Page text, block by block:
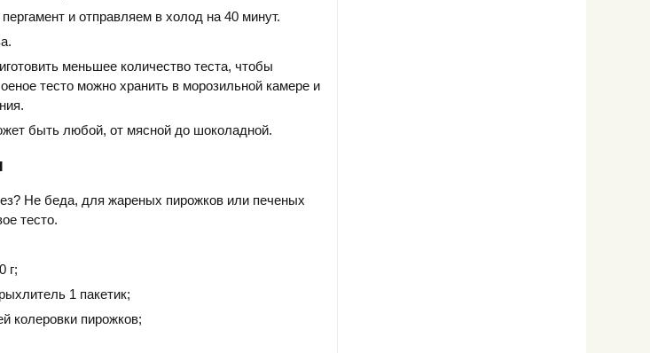
и отправляем в холод на 40 минут.
меньшее количество теста, чтобы
тесто можно хранить в морозильной камере и
быть любой, от мясной до шоколадной.
Не беда, для жареных пирожков или печеных
тесто.
г;
1 пакетик;
колеровки пирожков;